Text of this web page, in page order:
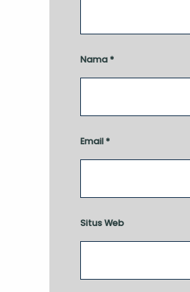
Nama *
Email *
Situs Web